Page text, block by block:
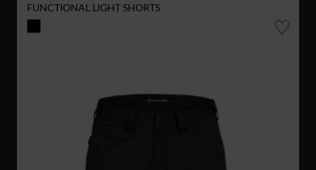
FUNCTIONAL LIGHT SHORTS